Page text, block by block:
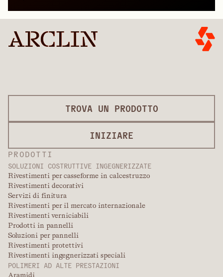
PRODOTTI
SOLUZIONI COSTRUTTIVE INGEGNERIZZATE
Rivestimenti per casseforme in calcestruzzo
Rivestimenti decorativi
Servizi di finitura
Rivestimenti per il mercato internazionale
Rivestimenti verniciabili
Prodotti in pannelli
Soluzioni per pannelli
Rivestimenti protettivi
Rivestimenti ingegnerizzati speciali
POLIMERI AD ALTE PRESTAZIONI
Aramidi
TROVA UN PRODOTTO
INIZIARE